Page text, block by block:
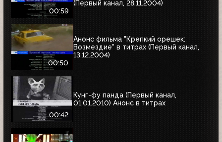
00:59
(Первый канал, 28.11.2004)
00:50
Анонс фильма "Крепкий орешек:
Возмездие" в титрах (Первый канал,
13.12.2004)
00:42
Кунг-фу панда (Первый канал,
01.01.2010) Анонс в титрах